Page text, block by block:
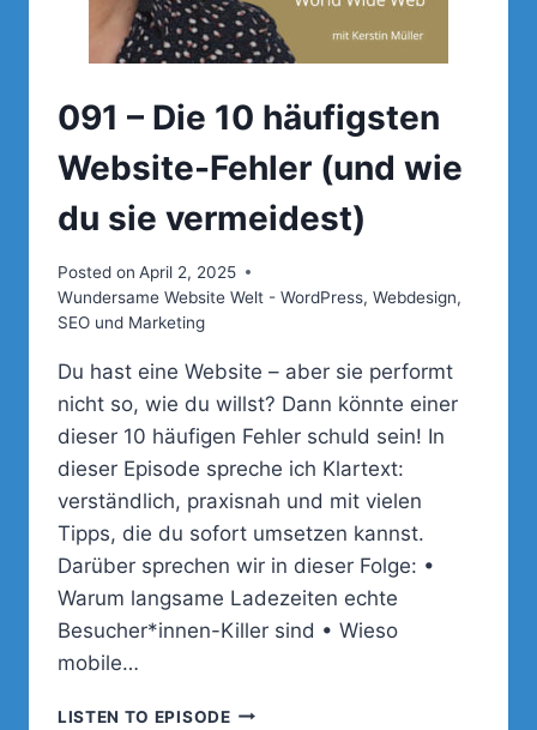
091 – Die 10 häufigsten
Website-Fehler (und wie
du sie vermeidest)
Posted on April 2, 2025
Wundersame Website Welt - WordPress, Webdesign,
SEO und Marketing
Du hast eine Website – aber sie performt
nicht so, wie du willst? Dann könnte einer
dieser 10 häufigen Fehler schuld sein! In
dieser Episode spreche ich Klartext:
verständlich, praxisnah und mit vielen
Tipps, die du sofort umsetzen kannst.
Darüber sprechen wir in dieser Folge: •
Warum langsame Ladezeiten echte
Besucher*innen-Killer sind • Wieso
mobile…
LISTEN TO EPISODE091